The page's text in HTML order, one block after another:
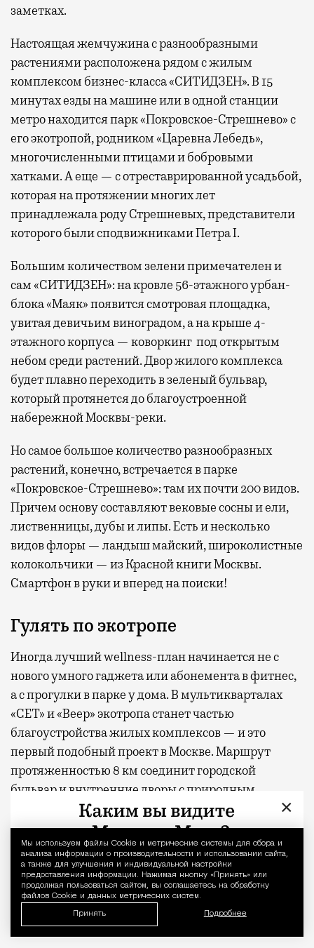
Уведомление
Мы используем файлы Сookie и метрические системы для сбора и
анализа информации о производительности и использовании сайта,
а также для улучшения и индивидуальной настройки
предоставления информации. Нажимая кнопку «Принять» или
продолжая пользоваться сайтом, вы соглашаетесь на обработку
файлов Cookie и данных метрических систем.
Принять Подробнее
заметках.
Настоящая жемчужина с разнообразными
растениями расположена рядом с жилым
комплексом бизнес-класса «СИТИДЗЕН». В 15
минутах езды на машине или в одной станции
метро находится парк «Покровское-Стрешнево» с
его экотропой, родником «Царевна Лебедь»,
многочисленными птицами и бобровыми
хатками. А еще — с отреставрированной усадьбой,
которая на протяжении многих лет
принадлежала роду Стрешневых, представители
которого были сподвижниками Петра I.
Большим количеством зелени примечателен и
сам «СИТИДЗЕН»: на кровле 56-этажного урбан-
блока «Маяк» появится смотровая площадка,
увитая девичьим виноградом, а на крыше 4-
этажного корпуса — коворкинг под открытым
небом среди растений. Двор жилого комплекса
будет плавно переходить в зеленый бульвар,
который протянется до благоустроенной
набережной Москвы-реки.
Но самое большое количество разнообразных
растений, конечно, встречается в парке
«Покровское-Стрешнево»: там ихпочти 200 видов.
Причем основу составляют вековые сосны и ели,
лиственницы, дубы и липы. Есть и несколько
видов флоры — ландыш майский, широколистные
колокольчики — из Красной книги Москвы.
Смартфон в руки и вперед на поиски!
Гулять по экотропе
Иногда лучший wellness-план начинается не с
нового умного гаджета или абонемента в фитнес,
а с прогулки в парке у дома. В мультикварталах
«СЕТ» и «Веер» экотропа станет частью
благоустройства жилых комплексов — и это
первый подобный проект в Москве. Маршрут
протяженностью 8 км соединит городской
бульвар и внутренние дворы с природным
заказником «Долина реки Сетуни», где
насчитывается 384 вида растений. В разное время
года здесь можно увидеть первоцветы, ландыши,
колокольчики, орхидеи и другие растения,
занесенные в Красную книгу. Девелопер MR
дополнительно высадит на территории более 240
елей и свыше 100 видов растений.
×